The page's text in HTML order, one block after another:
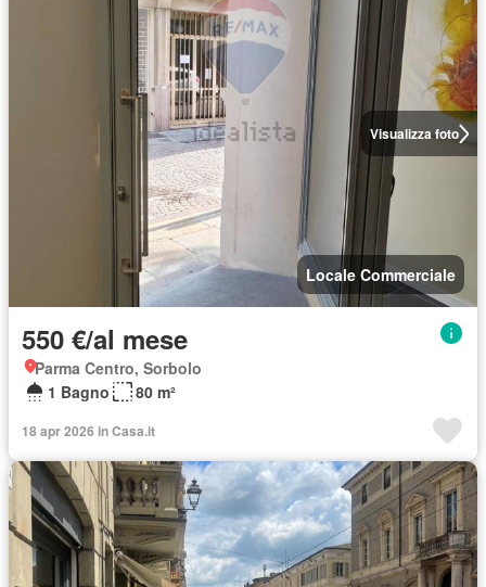
Visualizza foto
Locale Commerciale
550 €/al mese
Parma Centro, Sorbolo
1 Bagno
80 m²
18 apr 2026 in Casa.it